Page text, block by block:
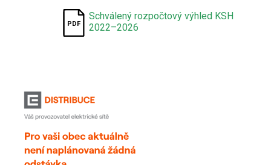
Schválený rozpočtový výhled KSH
2022–2026